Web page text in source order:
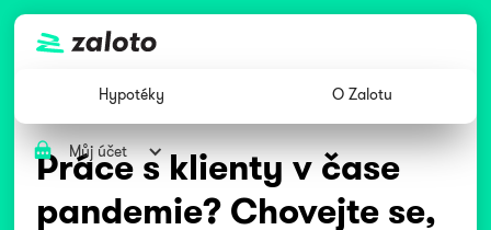
Hypotéky O Zalotu
Můj účet
Práce s klienty v čase
pandemie? Chovejte se,